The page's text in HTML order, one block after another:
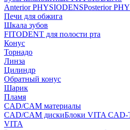
Anterior PHYSIODENSPosterior
Печи для обжига
Шкала зубов
FITODENT для полости рта
Конус
Торнадо
Линза
Цилиндр
Обратный конус
Шарик
Пламя
CAD/CAM материалы
CAD/CAM дискиБлоки VITA CAD-
VITA